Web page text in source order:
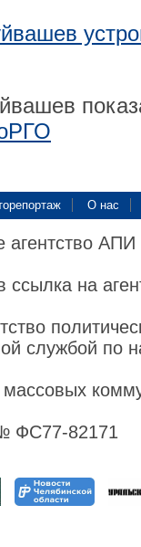
О нас
агентство
ссылка на
службой по
ФС77-82171